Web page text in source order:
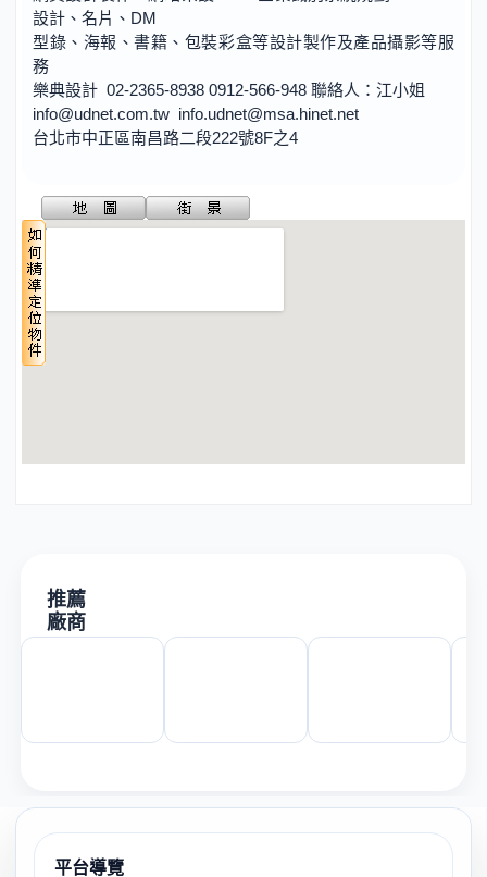
設計、名片、DM
型錄、海報、書籍、包裝彩盒等設計製作及產品攝影等服
務
樂典設計 02-2365-8938 0912-566-948 聯絡人：江小姐
info@udnet.com.tw info.udnet@msa.hinet.net
台北市中正區南昌路二段222號8F之4
推薦
廠商
平台導覽